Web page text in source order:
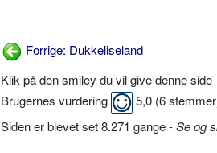
Forrige: Dukkeliseland
Klik på den smiley du vil give denne side
Brugernes vurdering
5,0 (6
Siden er blevet set 8.271 gange -Se og